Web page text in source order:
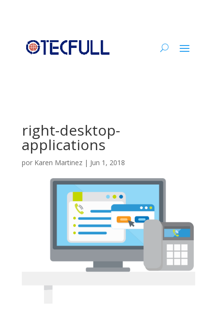
right-desktop-
applications
por Karen Martinez| Jun 1, 2018